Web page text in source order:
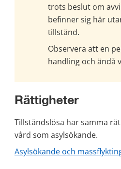
trots beslut om
befinner sig här
tillstånd.
Observera att en
handling och ändå
Rättigheter
Tillståndslösa har samma
vård som asylsökande.
Asylsökande och